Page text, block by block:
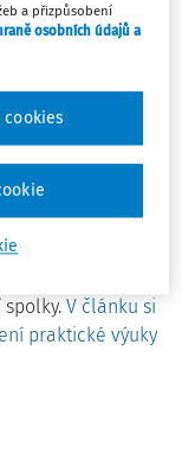
Asociace malých
ČR), Klastr
odborné
oboru
miliardy a růst
absolventů
V článku si
praktické výuky
a přizpůsobení
osobních údajů a